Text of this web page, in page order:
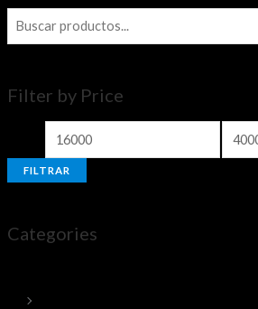
Filter by Price
FILTRAR
Categories